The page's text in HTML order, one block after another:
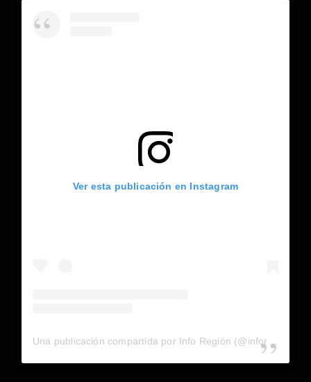
Ver esta publicación en Instagram
Una publicación compartida por Info Región (@inforegion_redes)